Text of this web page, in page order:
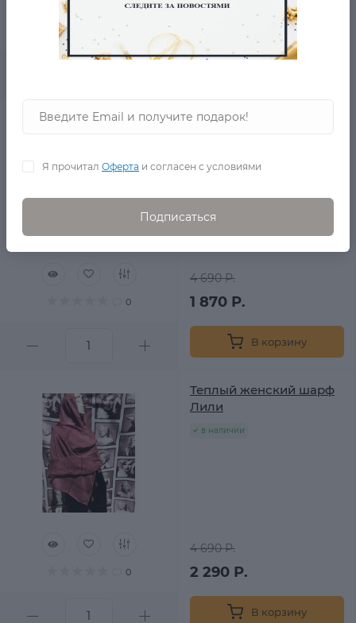
4 690 Р.
3 290 Р.
0
Розовый Атласный
4 690 Р.
1 870 Р.
В корзину
0
Теплый женский шарф
Лили
в наличии
4 690 Р.
2 290 Р.
В корзину
Я прочитал Оферта и согласен с условиями
Подписаться